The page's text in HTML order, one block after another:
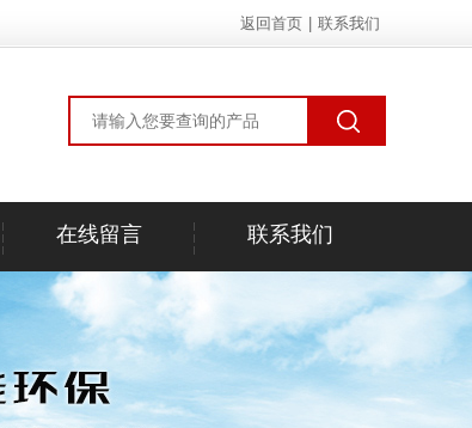
返回首页 联系我们
在线留言 联系我们